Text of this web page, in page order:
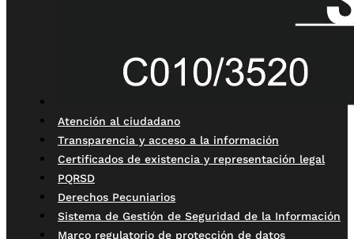
Atención al ciudadano
Transparencia y acceso a la información
Certificados de existencia y representación legal
PQRSD
Derechos Pecuniarios
Sistema de Gestión de Seguridad de la Información
Marco regulatorio de protección de datos